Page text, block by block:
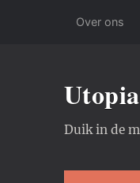
Over ons
Duik in de